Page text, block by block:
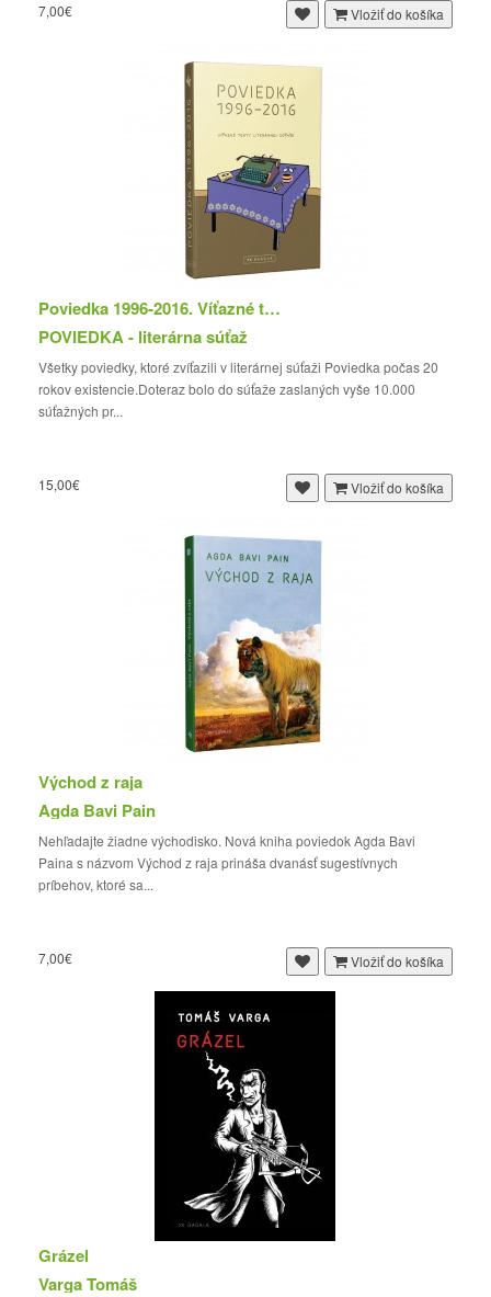
7,00€ Vložiť do košíka
Poviedka 1996-2016. Víťazné texty
POVIEDKA - literárna súťaž
Všetky poviedky, ktoré zvíťazili v literárnej súťaži Poviedka počas 20
rokov existencie.Doteraz bolo do súťaže zaslaných vyše 10.000
súťažných pr...
15,00€ Vložiť do košíka
Východ z raja
Agda Bavi Pain
Nehľadajte žiadne východisko. Nová kniha poviedok Agda Bavi
Paina s názvom Východ z raja prináša dvanásť sugestívnych
príbehov, ktoré sa...
7,00€ Vložiť do košíka
Grázel
Varga Tomáš